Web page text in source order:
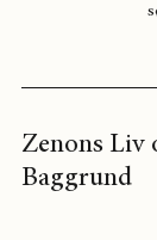
Zenons Liv
Baggrund